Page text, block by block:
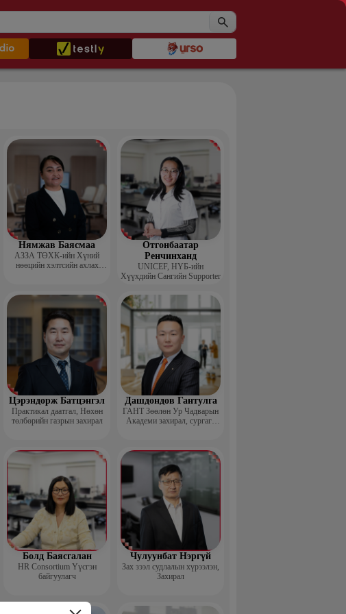
Нямжав Баясмаа
АЗЗА ТӨХК-ийн Хүний
нөөцийн хэлтсийн ахлах
Отгонбаатар
Ренчинханд
UNIСЕF, НҮБ-ийн
Хүүхдийн Сангийн Supporter
Цэрэндорж Батцэнгэл
Практикал даатгал, Нөхөн
төлбөрийн газрын захирал
Дашдондов Гантулга
ГАНТ Зөөлөн Ур Чадварын
Академи захирал, сургагч
Болд Баясгалан
HR Consortium Үүсгэн
байгуулагч
Чулуунбат Нэргүй
Зах зээл судлалын хүрээлэн,
Захирал